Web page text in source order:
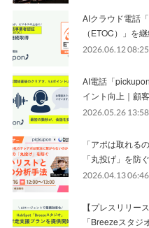
AIクラウド電話
（ETOC）」を
2026.06.12 08:25
AI電話「
イント向上｜顧
2026.05.26 13:58
「アポは取れる
「丸投げ」を
2026.04.13 06:46
【プレスリリー
「Breezeスタ